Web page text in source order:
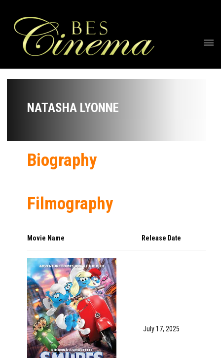
NATASHA LYONNE
Biography
Filmography
Movie Name Release Date
July 17, 2025